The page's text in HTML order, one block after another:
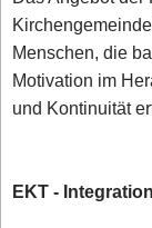
Menschen, die
Motivation im
und Kontinuität
EKT -